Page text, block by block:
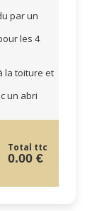
par un
les 4
la toiture et
un abri
Total ttc
0.00 €